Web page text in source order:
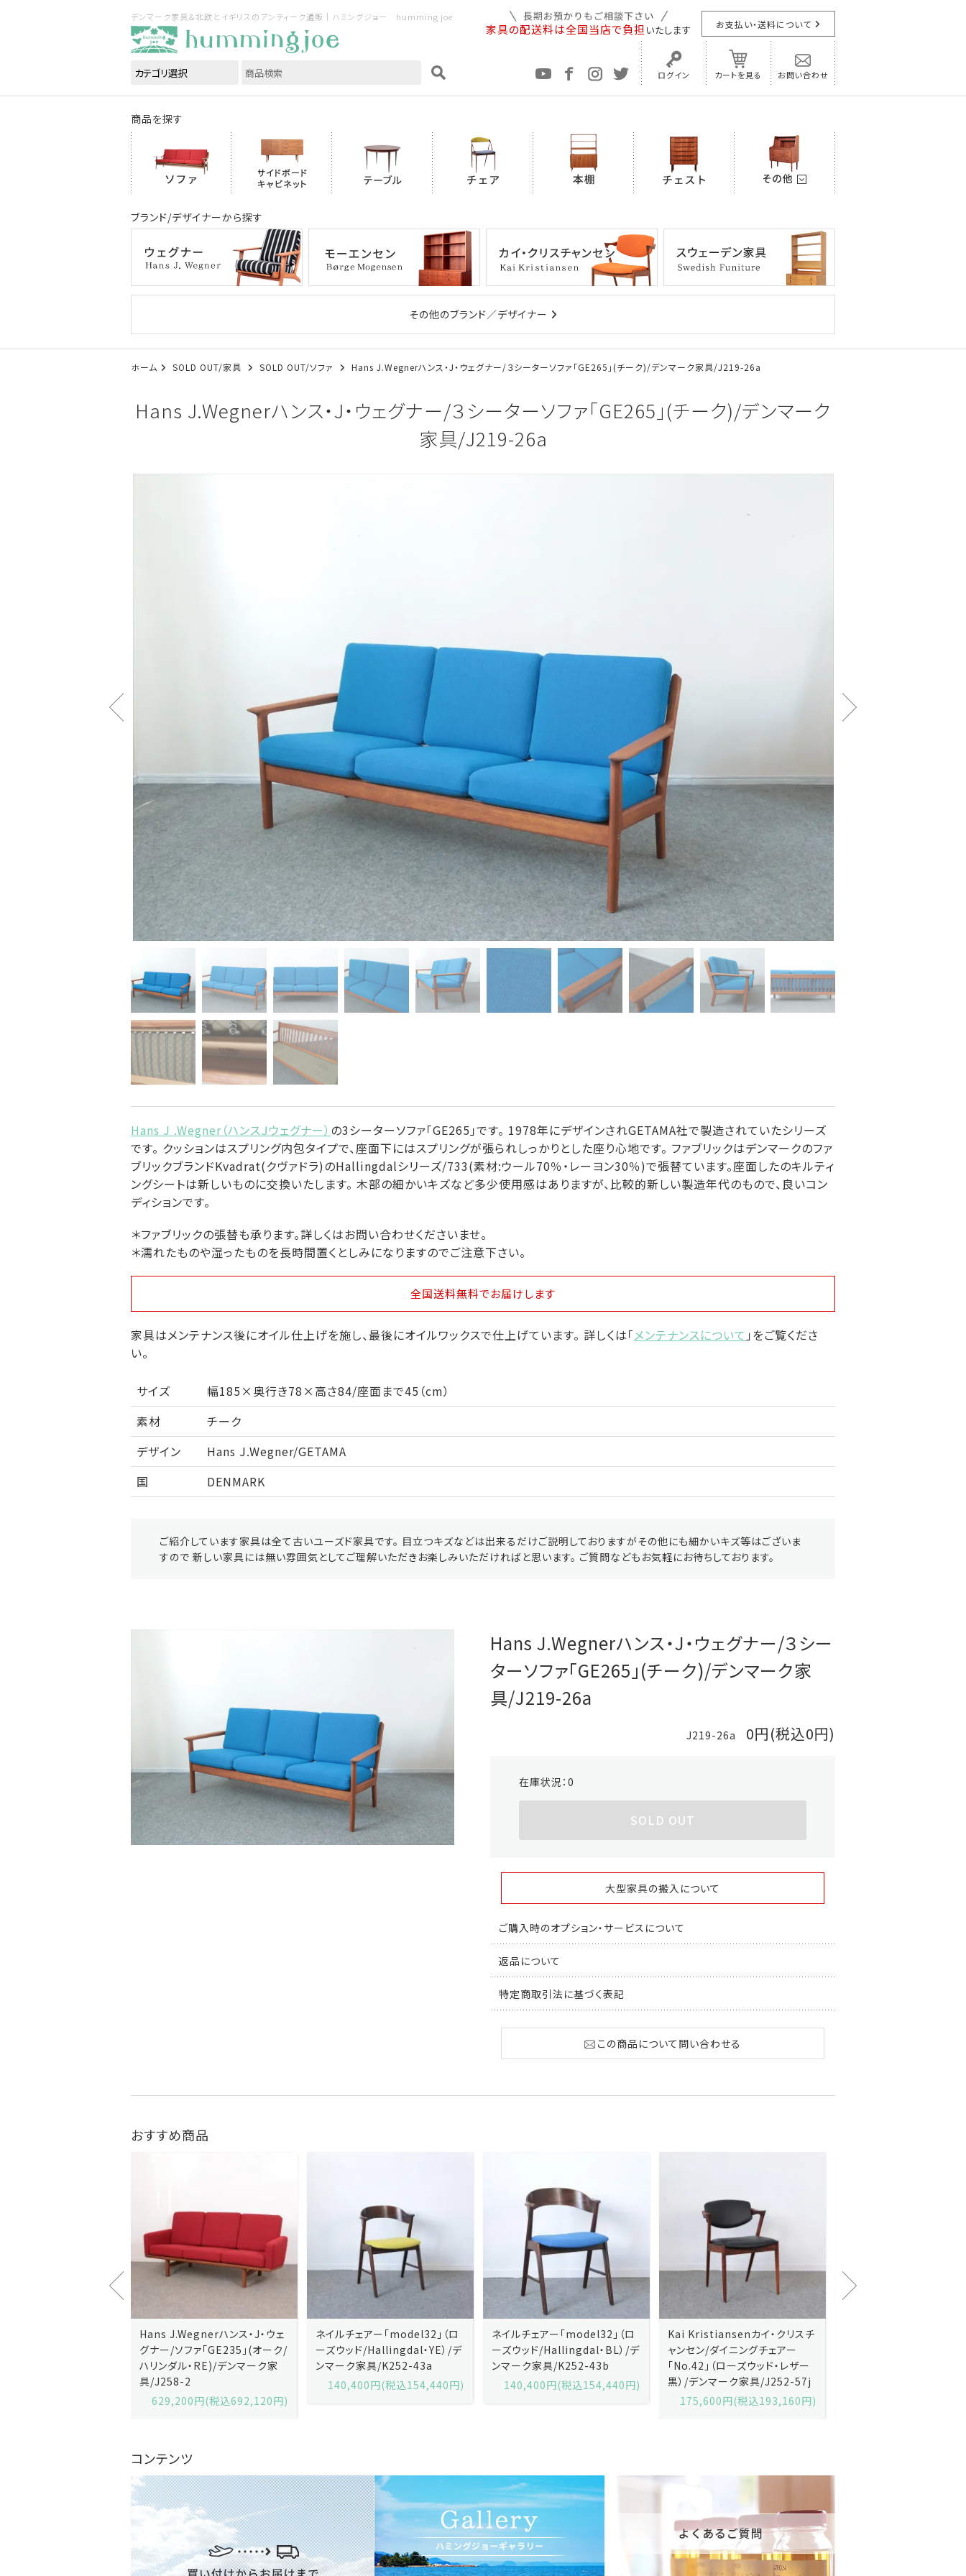
デンマーク家具＆北欧とイギリスのアンティーク通販｜ハミングジョー humming joe
家具の配送料は全国当店で負担 いたします お支払い・送料について
ログイン カートを見る お問い合わせ
商品を探す
ブランド/デザイナーから探す
その他のブランド／デザイナー
ホーム SOLD OUT/家具 SOLD OUT/ソファ Hans J.Wegnerハンス・J・ウェグナー/３シーターソファ「GE265」(チーク)/デンマーク家具/J219-26a
Hans J.Wegnerハンス・J・ウェグナー/３シーターソファ「GE265」(チーク)/デンマーク
家具/J219-26a
Hans J .Wegner（ハンスＪウェグナー） の3シーターソファ「GE265」です。 1978年にデザインされGETAMA社で製造されていたシリーズ
です。 クッションはスプリング内包タイプで、座面下にはスプリングが張られしっかりとした座り心地です。 ファブリックはデンマークのファ
ブリックブランドKvadrat(クヴァドラ)のHallingdalシリーズ/733(素材:ウール70％・レーヨン30％)で張替ています。座面したのキルティ
ングシートは新しいものに交換いたします。 木部の細かいキズなど多少使用感はありますが、比較的新しい製造年代のもので、良いコン
ディションです。
＊ファブリックの張替も承ります。詳しくはお問い合わせくださいませ。
＊濡れたものや湿ったものを長時間置くとしみになりますのでご注意下さい。
全国送料無料でお届けします
家具はメンテナンス後にオイル仕上げを施し、最後にオイルワックスで仕上げています。 詳しくは「メンテナンスについて 」をご覧くださ
い。
サイズ
幅185×奥行き78×高さ84/座面まで45（cm）
素材
チーク
デザイン
Hans J.Wegner/GETAMA
国
DENMARK
ご紹介しています家具は全て古いユーズド家具です。 目立つキズなどは出来るだけご説明しておりますがその他にも細かいキズ等はございま
すので 新しい家具には無い雰囲気としてご理解いただきお楽しみいただければと思います。 ご質問などもお気軽にお待ちしております。
Hans J.Wegnerハンス・J・ウェグナー/３シー
ターソファ「GE265」(チーク)/デンマーク家
具/J219-26a
J219-26a 0円(税込0円)
在庫状況： 0
SOLD OUT
大型家具の搬入について
ご購入時のオプション・サービスについて
返品について
特定商取引法に基づく表記
この商品について問い合わせる
おすすめ商品
Hans J.Wegnerハンス・J・ウェ
グナー/ソファ「GE235」(オーク/
ハリンダル・RE)/デンマーク家
具/J258-2
629,200円(税込692,120円)
ネイルチェアー「model32」（ロ
ーズウッド/Hallingdal・YE）/デ
ンマーク家具/K252-43a
140,400円(税込154,440円)
ネイルチェアー「model32」（ロ
ーズウッド/Hallingdal・BL）/デ
ンマーク家具/K252-43b
140,400円(税込154,440円)
Kai Kristiansenカイ・クリスチ
ャンセン/ダイニングチェアー
「No.42」（ローズウッド・レザー
黒）/デンマーク家具/J252-57j
175,600円(税込193,160円)
コンテンツ